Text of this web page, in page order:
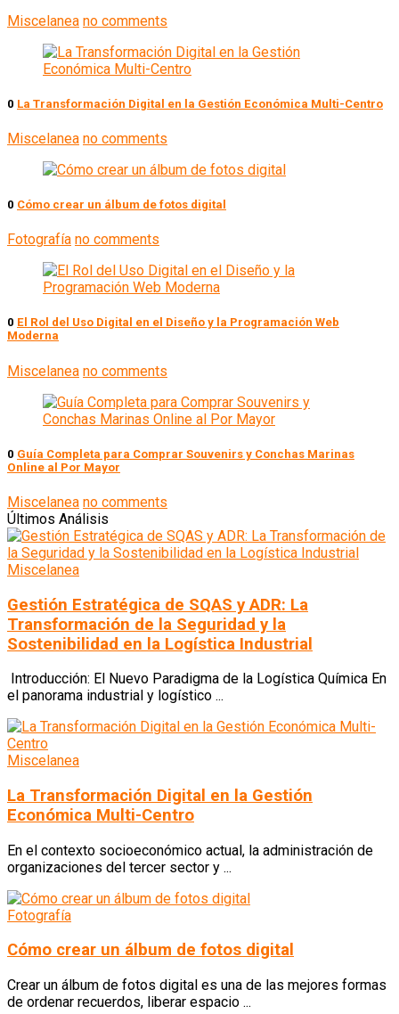
Miscelanea no comments
0 La Transformación Digital en la Gestión Económica Multi-Centro
Miscelanea no comments
0 Cómo crear un álbum de fotos digital
Fotografía no comments
0 El Rol del Uso Digital en el Diseño y la Programación Web
Moderna
Miscelanea no comments
0 Guía Completa para Comprar Souvenirs y Conchas Marinas
Online al Por Mayor
Miscelanea no comments
Últimos Análisis
Miscelanea
Gestión Estratégica de SQAS y ADR: La
Transformación de la Seguridad y la
Sostenibilidad en la Logística Industrial
Introducción: El Nuevo Paradigma de la Logística Química En
el panorama industrial y logístico ...
Miscelanea
La Transformación Digital en la Gestión
Económica Multi-Centro
En el contexto socioeconómico actual, la administración de
organizaciones del tercer sector y ...
Fotografía
Cómo crear un álbum de fotos digital
Crear un álbum de fotos digital es una de las mejores formas
de ordenar recuerdos, liberar espacio ...